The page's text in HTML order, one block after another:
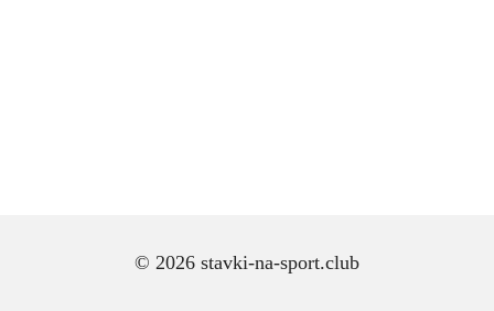
© 2026 stavki-na-sport.club